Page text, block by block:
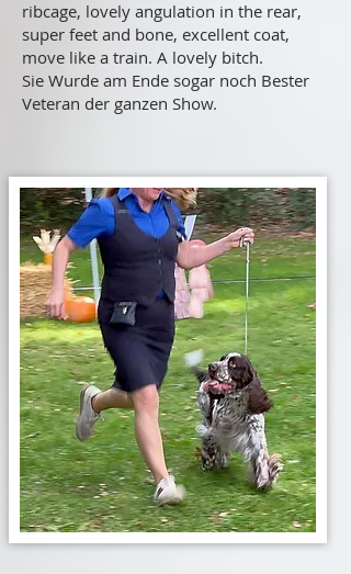
ribcage, lovely angulation in the rear,
super feet and bone, excellent coat,
move like a train. A lovely bitch.
Sie Wurde am Ende sogar noch Bester
Veteran der ganzen Show.